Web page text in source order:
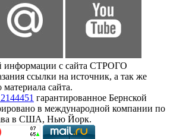
информации с сайта СТРОГО
ссылки на источник, а так же
сайта.
гарантированное Бернской
в международной компании по
в США, Нью Йорк.